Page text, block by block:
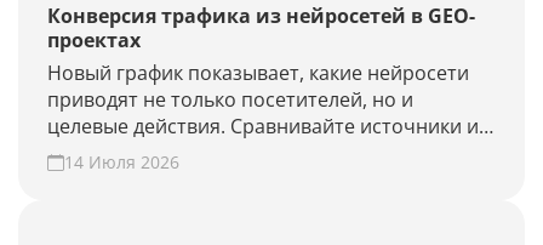
Конверсия трафика из нейросетей в GEO-
проектах
Новый график показывает, какие нейросети
приводят не только посетителей, но и
целевые действия. Сравнивайте источники и
периоды, находите точки роста. Создайте
GEO-проект и проверьте конверсию своего
14 Июля 2026